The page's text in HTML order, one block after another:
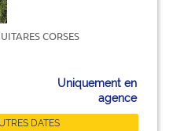
CORSES
Uniquement en
agence
DATES